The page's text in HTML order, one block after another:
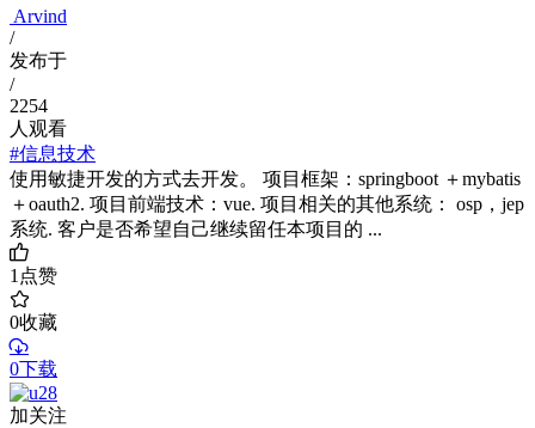
Arvind
/
发布于
/
2254
人观看
#信息技术
使用敏捷开发的方式去开发。 项目框架：springboot ＋mybatis
＋oauth2. 项目前端技术：vue. 项目相关的其他系统： osp，jep
系统. 客户是否希望自己继续留任本项目的 ...
1点赞
0收藏
0下载
加关注